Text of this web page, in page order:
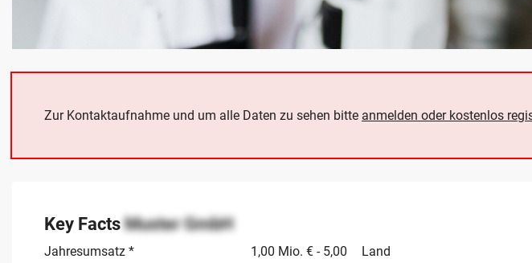
Zur Kontaktaufnahme und um alle Daten zu sehen bitte anmelden oder kostenlos
Key FactsMuster GmbH
Jahresumsatz *
1,00 Mio. € - 5,00
Land